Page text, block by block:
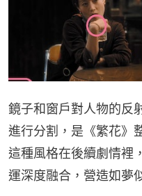
鏡子和窗戶對人物的反
進行分割，是《繁花》
這種風格在後續劇情裡
運深度融合，營造如夢